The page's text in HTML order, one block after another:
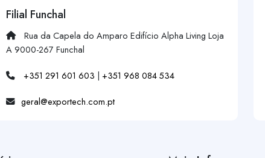
Filial Funchal
Rua da Capela do Amparo Edifício Alpha Living Loja
A 9000-267 Funchal
+351 291 601 603 | +351 968 084 534
geral@exportech.com.pt